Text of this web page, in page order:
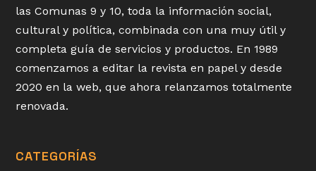
las Comunas 9 y 10, toda la información social,
cultural y política, combinada con una muy útil y
completa guía de servicios y productos. En 1989
comenzamos a editar la revista en papel y desde
2020 en la web, que ahora relanzamos totalmente
renovada.
CATEGORÍAS